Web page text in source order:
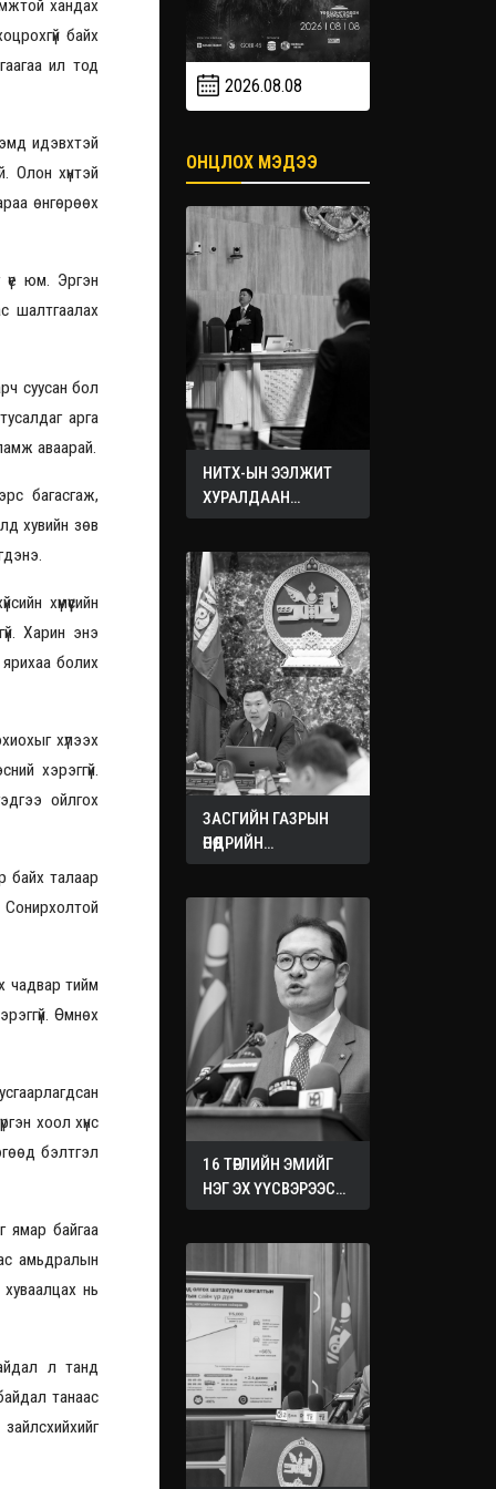
хандах
байх
ил тод
идэвхтэй
Олон хүнтэй
өнгөрөөх
үе юм. Эргэн
шалтгаалах
суусан бол
арга
аваарай.
багасгаж,
хувийн зөв
хүмүүсийн
Харин энэ
болих
хүлээх
хэрэггүй.
ойлгох
байх талаар
чадвар тийм
Өмнөх
хоол хүнс
бэлтгэл
ямар байгаа
амьдралын
нь
л танд
танаас
2026.08.08
ОНЦЛОХ МЭДЭЭ
НИТХ-ЫН ЭЭЛЖИТ
ХУРАЛДААН
ЭХЭЛЛЭЭ
ЗАСГИЙН ГАЗРЫН
ӨНӨӨДРИЙН
ХУРАЛДААНААС
ШИЙДВЭРҮҮД
16 ТӨРЛИЙН ЭМИЙГ
НЭГ ЭХ ҮҮСВЭРЭЭС
ХУДАЛДАН АВАХ